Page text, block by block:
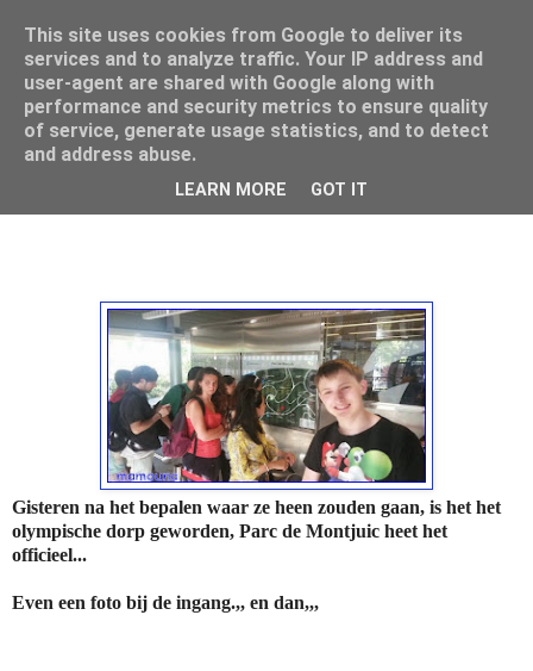
Mamouna's Enya
donderdag 7 mei 2015
Barcelona deel drie...
Gisteren na het bepalen waar ze heen zouden gaan, is het het
olympische dorp geworden, Parc de Montjuic heet het
officieel...
Even een foto bij de ingang.,, en dan,,,
This site uses cookies from Google to deliver its
services and to analyze traffic. Your IP address and
user-agent are shared with Google along with
performance and security metrics to ensure quality
of service, generate usage statistics, and to detect
and address abuse.
LEARN MORE GOT IT